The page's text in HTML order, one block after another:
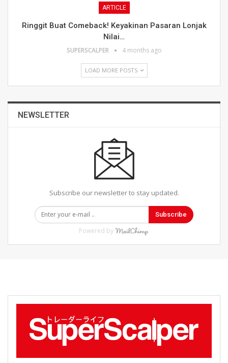
ARTICLE
Ringgit Buat Comeback! Keyakinan Pasaran Lonjak
Nilai…
SUPERSCALPER 4 months ago
LOAD MORE POSTS
NEWSLETTER
Subscribe our newsletter to stay updated.
Subscribe
Powered by